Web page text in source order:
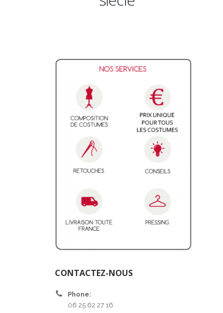
CONTACTEZ-NOUS
Phone:
06 25 62 27 16